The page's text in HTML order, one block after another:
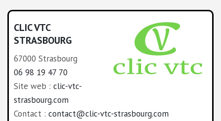
CLIC VTC
STRASBOURG
67000 Strasbourg
06 98 19 47 70
Site web : clic-vtc-
strasbourg.com
Contact : contact@clic-vtc-strasbourg.com